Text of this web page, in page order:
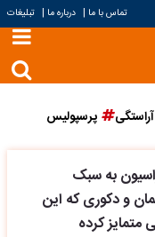
تماس با ما | درباره ما | تبلیغات
پرسپولیس
به سبک
و دکوری که این
متمایز کرده